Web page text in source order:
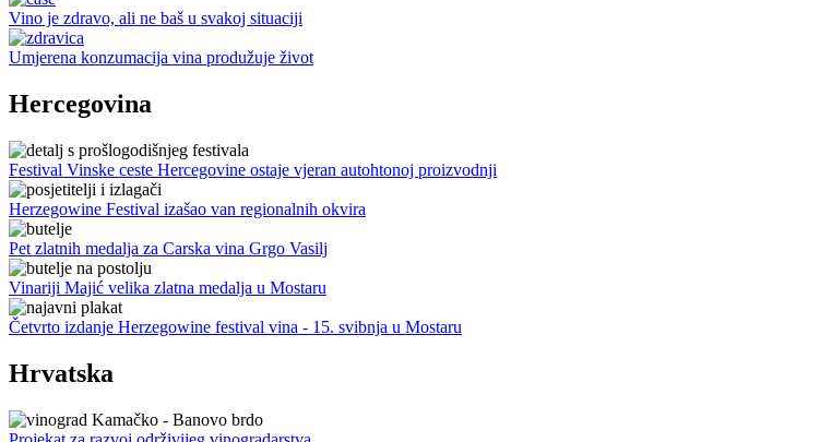
Vino je zdravo, ali ne baš u svakoj situaciji
Umjerena konzumacija vina produžuje život
Hercegovina
Festival Vinske ceste Hercegovine ostaje vjeran autohtonoj proizvodnji
Herzegowine Festival izašao van regionalnih okvira
Pet zlatnih medalja za Carska vina Grgo Vasilj
Vinariji Majić velika zlatna medalja u Mostaru
Četvrto izdanje Herzegowine festival vina - 15. svibnja u Mostaru
Hrvatska